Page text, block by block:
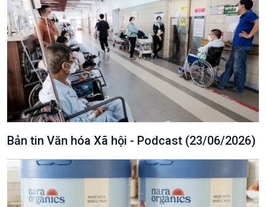
Văn hoá & Du lịch
Tin Văn hoá & Du lịch
Chát với người nổi tiếng
Multimedia
Video
E-Magazine
Bản tin Văn hóa Xã hội - Podcast (23/06/2026)